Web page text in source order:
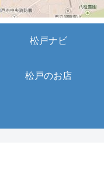
松戸ナビ
松戸のお店